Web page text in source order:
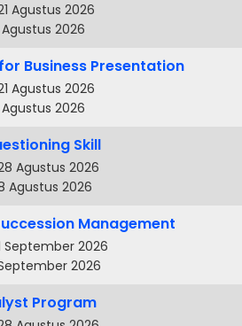
Agustus 2026
2026
Business Presentation
Agustus 2026
2026
Skill
Agustus 2026
Agustus 2026
Management
September 2026
2026
Program